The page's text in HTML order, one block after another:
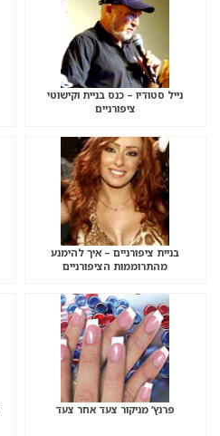
נייל סטודיו – כנס בניית וקישוטי
ציפורניים
בניית ציפורניים – איך להימנע
מהתרוממות הציפורניים
פרנץ’ מניקור צעד אחר צעד